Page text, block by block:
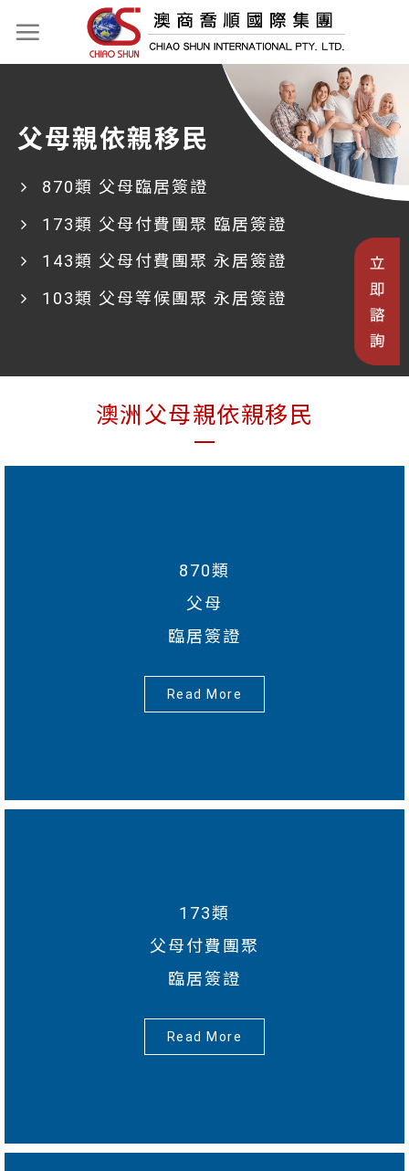
父母親依親移民
870類 父母臨居簽證
173類 父母付費團聚 臨居簽證
143類 父母付費團聚 永居簽證
103類 父母等候團聚 永居簽證
澳洲父母親依親移民
870類
父母
臨居簽證
Read More
173類
父母付費團聚
臨居簽證
Read More